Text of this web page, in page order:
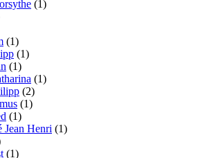
(1)
(1)
(1)
(1)
(1)
(2)
(1)
(1)
Henri (1)
(1)